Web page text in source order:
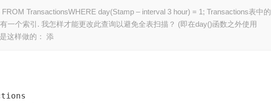
TransactionsWHERE day(Stamp – interval 3 hour) = 1; Transactions表中的
一个索引. 我怎样才能更改此查询以避免全表扫描？ (即在day()函数之外使用
这样做的： 添